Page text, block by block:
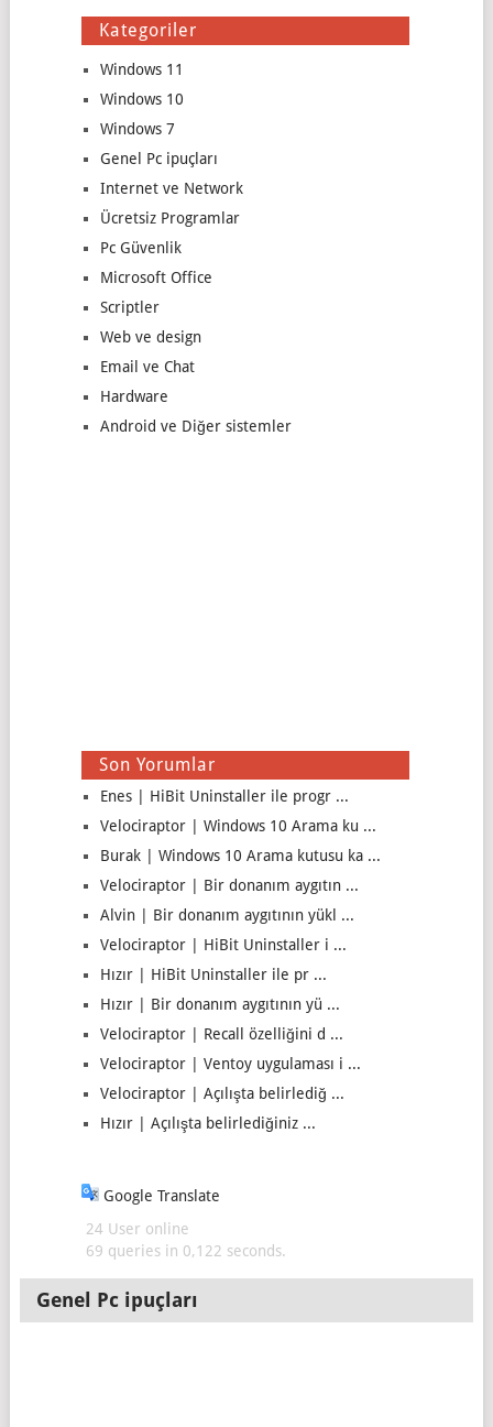
Kategoriler
Windows 11
Windows 10
Windows 7
Genel Pc ipuçları
Internet ve Network
Ücretsiz Programlar
Pc Güvenlik
Microsoft Office
Scriptler
Web ve design
Email ve Chat
Hardware
Android ve Diğer sistemler
Son Yorumlar
Enes | HiBit Uninstaller ile progr ...
Velociraptor | Windows 10 Arama ku ...
Burak | Windows 10 Arama kutusu ka ...
Velociraptor | Bir donanım aygıtın ...
Alvin | Bir donanım aygıtının yükl ...
Velociraptor | HiBit Uninstaller i ...
Hızır | HiBit Uninstaller ile pr ...
Hızır | Bir donanım aygıtının yü ...
Velociraptor | Recall özelliğini d ...
Velociraptor | Ventoy uygulaması i ...
Velociraptor | Açılışta belirlediğ ...
Hızır | Açılışta belirlediğiniz ...
Google Translate
24 User online
69 queries in 0,122 seconds.
Genel Pc ipuçları